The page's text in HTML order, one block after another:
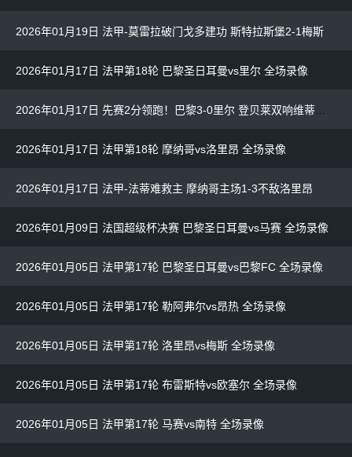
2026年01月19日 法甲-莫雷拉破门戈多建功 斯特拉斯堡2-1梅斯
2026年01月17日 法甲第18轮 巴黎圣日耳曼vs里尔 全场录像
2026年01月17日 法甲第18轮 摩纳哥vs洛里昂 全场录像
2026年01月17日 法甲-法蒂难救主 摩纳哥主场1-3不敌洛里昂
2026年01月09日 法国超级杯决赛 巴黎圣日耳曼vs马赛 全场录像
2026年01月05日 法甲第17轮 巴黎圣日耳曼vs巴黎FC 全场录像
2026年01月05日 法甲第17轮 勒阿弗尔vs昂热 全场录像
2026年01月05日 法甲第17轮 洛里昂vs梅斯 全场录像
2026年01月05日 法甲第17轮 布雷斯特vs欧塞尔 全场录像
2026年01月05日 法甲第17轮 马赛vs南特 全场录像